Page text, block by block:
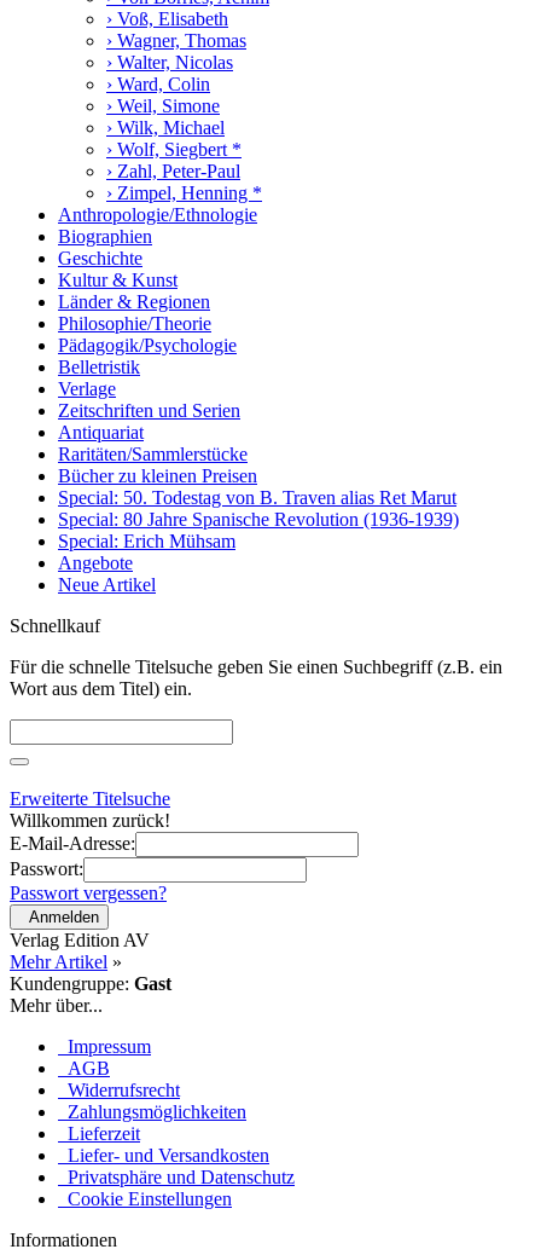
› Voß, Elisabeth
› Wagner, Thomas
› Walter, Nicolas
› Ward, Colin
› Weil, Simone
› Wilk, Michael
› Wolf, Siegbert *
› Zahl, Peter-Paul
› Zimpel, Henning *
Anthropologie/Ethnologie
Biographien
Geschichte
Kultur & Kunst
Länder & Regionen
Philosophie/Theorie
Pädagogik/Psychologie
Belletristik
Verlage
Zeitschriften und Serien
Antiquariat
Raritäten/Sammlerstücke
Bücher zu kleinen Preisen
Special: 50. Todestag von B. Traven alias Ret Marut
Special: 80 Jahre Spanische Revolution (1936-1939)
Special: Erich Mühsam
Angebote
Neue Artikel
Schnellkauf
Für die schnelle Titelsuche geben Sie einen Suchbegriff (z.B. ein
Wort aus dem Titel) ein.
Erweiterte Titelsuche
Willkommen zurück!
E-Mail-Adresse:
Passwort:
Passwort vergessen?
Anmelden
Verlag Edition AV
Mehr Artikel »
Kundengruppe: Gast
Mehr über...
Impressum
AGB
Widerrufsrecht
Zahlungsmöglichkeiten
Lieferzeit
Liefer- und Versandkosten
Privatsphäre und Datenschutz
Cookie Einstellungen
Informationen